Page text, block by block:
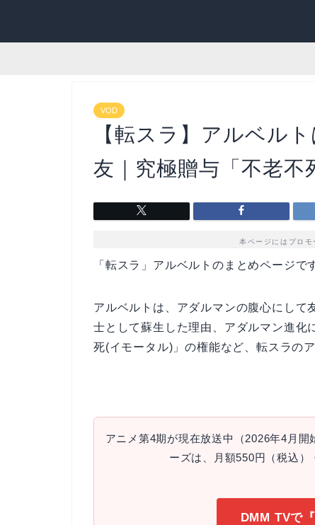
VOD
【転スラ】アルベル
友｜究極贈与「不老不
本ページにはプロモ
「転スラ」アルベルトのまとめページで
アルベルトは、アダルマンの腹心にして
士として蘇生した理由、アダルマン進化
死(イモータル)」の権能など、転スラの
アニメ第4期が現在放送中（2026年4月
ーズは、月額550円（税込）
DMM TVで